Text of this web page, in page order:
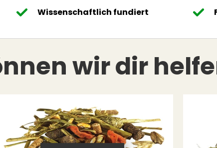
Wissenschaftlich fundiert
wir dir